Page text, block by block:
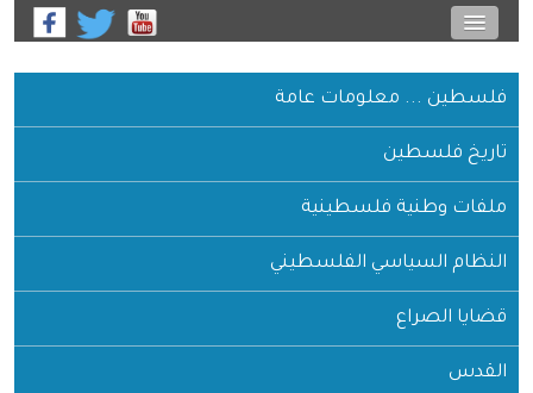
فلسطين ... معلومات عامة
تاريخ فلسطين
ملفات وطنية فلسطينية
النظام السياسي الفلسطيني
قضايا الصراع
القدس